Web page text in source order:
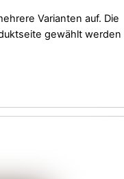
Varianten auf. Die
gewählt werden